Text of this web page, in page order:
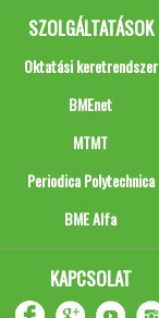
SZOLGÁLTATÁSOK
Oktatási keretrendszer
BMEnet
MTMT
Periodica Polytechnica
BME Alfa
KAPCSOLAT